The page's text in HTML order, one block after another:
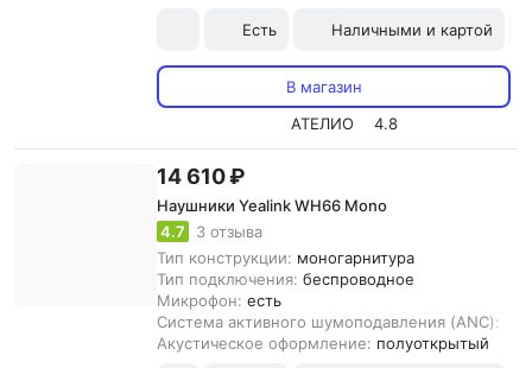
Есть Наличными и картой
В магазин
АТЕЛИО
4.8
14 610 ₽
Наушники Yealink WH66 Mono
4.7
3 отзыва
Тип конструкции: моногарнитура
Тип подключения: беспроводное
Микрофон: есть
Система активного шумоподавления (ANC):
Акустическое оформление: полуоткрытый